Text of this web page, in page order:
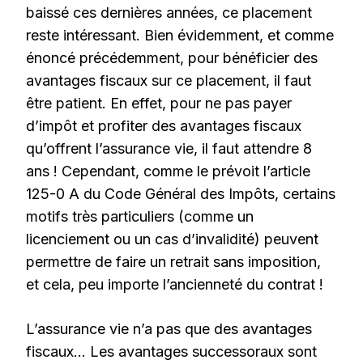
baissé ces dernières années, ce placement
reste intéressant. Bien évidemment, et comme
énoncé précédemment, pour bénéficier des
avantages fiscaux sur ce placement, il faut
être patient. En effet, pour ne pas payer
d’impôt et profiter des avantages fiscaux
qu’offrent l’assurance vie, il faut attendre 8
ans ! Cependant, comme le prévoit l’article
125-0 A du Code Général des Impôts, certains
motifs très particuliers (comme un
licenciement ou un cas d’invalidité) peuvent
permettre de faire un retrait sans imposition,
et cela, peu importe l’ancienneté du contrat !
L’assurance vie n’a pas que des avantages
fiscaux… Les avantages successoraux sont